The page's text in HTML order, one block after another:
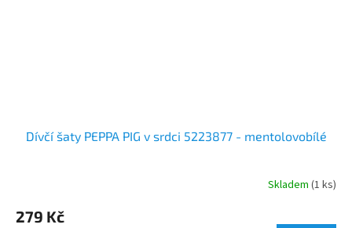
Dívčí šaty PEPPA PIG v srdci 5223877 - mentolovobílé
Skladem (1 ks)
279 Kč